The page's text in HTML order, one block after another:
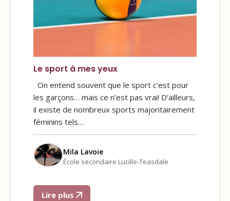
Le sport à mes yeux
On entend souvent que le sport c’est pour
les garçons… mais ce n’est pas vrai! D’ailleurs,
il existe de nombreux sports majoritairement
féminins tels…
Mila Lavoie
École secondaire Lucille-Teasdale
Lire plus